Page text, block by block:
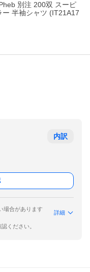
別注 200双 スーピ
半袖シャツ (IT21A17
内訳
場合があります
詳細
ください。